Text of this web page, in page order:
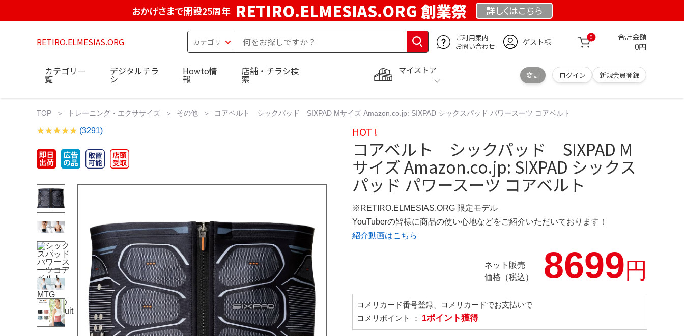
おかげさまで開設25周年 RETIRO.ELMESIAS.ORG 創業祭 詳しくはこちら
RETIRO.ELMESIAS.ORG
ご利用案内
お問い合わせ
ゲスト様 0 合計金額
0円
マイストア
変更 ログイン 新規会員登録
カテゴリ一
覧
デジタルチラ
シ
Howto情
報
店舗・チラシ検
索
TOP トレーニング・エクササイズ その他 コアベルト シックパッド SIXPAD Mサイズ Amazon.co.jp: SIXPAD シックスパッド パワースーツ コアベルト
(3291) HOT !
コアベルト シックパッド SIXPAD M
サイズ Amazon.co.jp: SIXPAD シックス
パッド パワースーツ コアベルト
※RETIRO.ELMESIAS.ORG 限定モデル
YouTuberの皆様に商品の使い心地などをご紹介いただいております！
紹介動画はこちら
ネット販売
価格（税込）
8699円
コメリカード番号登録、コメリカードでお支払いで
コメリポイント ： 1ポイント獲得